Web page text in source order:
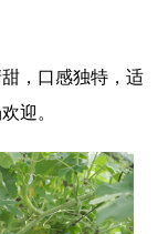
，口感独特，适
迎。